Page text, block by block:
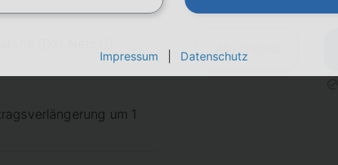
(D2) Netz ⓘ
um 1
Alle Details
Impressum Datenschutz